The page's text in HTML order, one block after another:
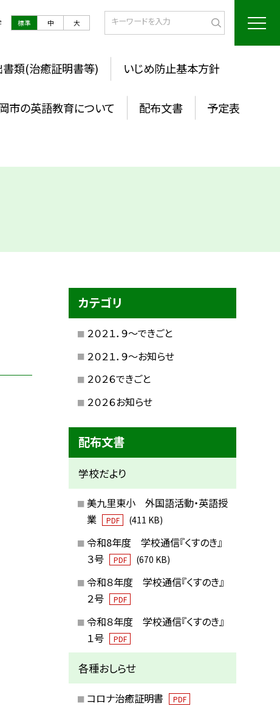
標準 中 大
類(治癒証明書等) いじめ防止基本方針
市の英語教育について 配布文書 予定表
カテゴリ
２０２１．９〜できごと
２０２１．９〜お知らせ
２０２６できごと
２０２６お知らせ
配布文書
学校だより
美九里東小 外国語活動・英語授
業
PDF (411 KB)
令和8年度 学校通信『くすのき』
３号
PDF (670 KB)
令和８年度 学校通信『くすのき』
２号
PDF
令和８年度 学校通信『くすのき』
１号
PDF
各種おしらせ
コロナ治癒証明書 PDF